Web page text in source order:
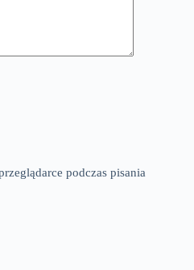
podczas pisania